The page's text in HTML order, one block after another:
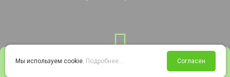
Войти Избранное Корзина
Мы используем cookie. Подробнее... Согласен